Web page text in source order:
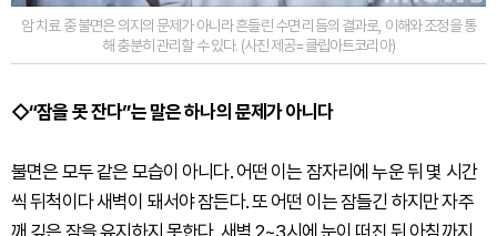
암 치료 중 불면은 의지의 문제가 아니라 흔들린 수면 리듬의 결과로, 이해와 조정을 통
해 충분히 관리할 수 있다. (사진 제공=클립아트코리아)
◇“잠을 못 잔다”는 말은 하나의 문제가 아니다
불면은 모두 같은 모습이 아니다. 어떤 이는 잠자리에 누운 뒤 몇 시간
씩 뒤척이다 새벽이 돼서야 잠든다. 또 어떤 이는 잠들긴 하지만 자주